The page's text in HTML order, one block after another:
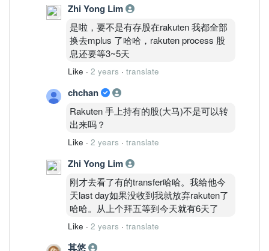
Zhi Yong Lim
是啦，要不是有存股在rakuten 我都全部
换去mplus 了哈哈，rakuten process 股
息还要等3~5天
Like · 2 years · translate
chchan
Rakuten 手上持有的股(大马)不是可以转
出来吗？
Like · 2 years · translate
Zhi Yong Lim
刚才去看了有的transfer哈哈。我给他今
天last day如果没收到我就放弃rakuten了
哈哈。从上个拜五等到今天就有6天了
Like · 2 years · translate
其悠